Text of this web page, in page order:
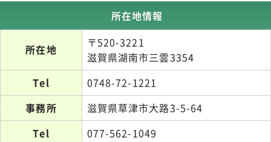
所在地情報
所在地
〒520-3221
滋賀県湖南市三雲3354
Tel
0748-72-1221
事務所
滋賀県草津市大路3-5-64
Tel
077-562-1049